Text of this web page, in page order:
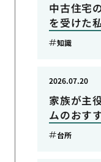
中古住宅
を受けた
知識
家族が主
ムのおす
2026.07.20
台所